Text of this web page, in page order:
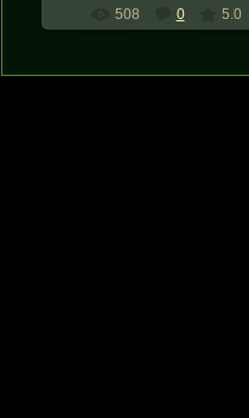
508 0 5.0